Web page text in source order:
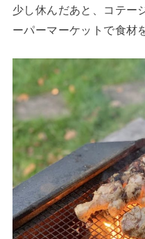
少し休んだあと、コテー
ーパーマーケットで食材